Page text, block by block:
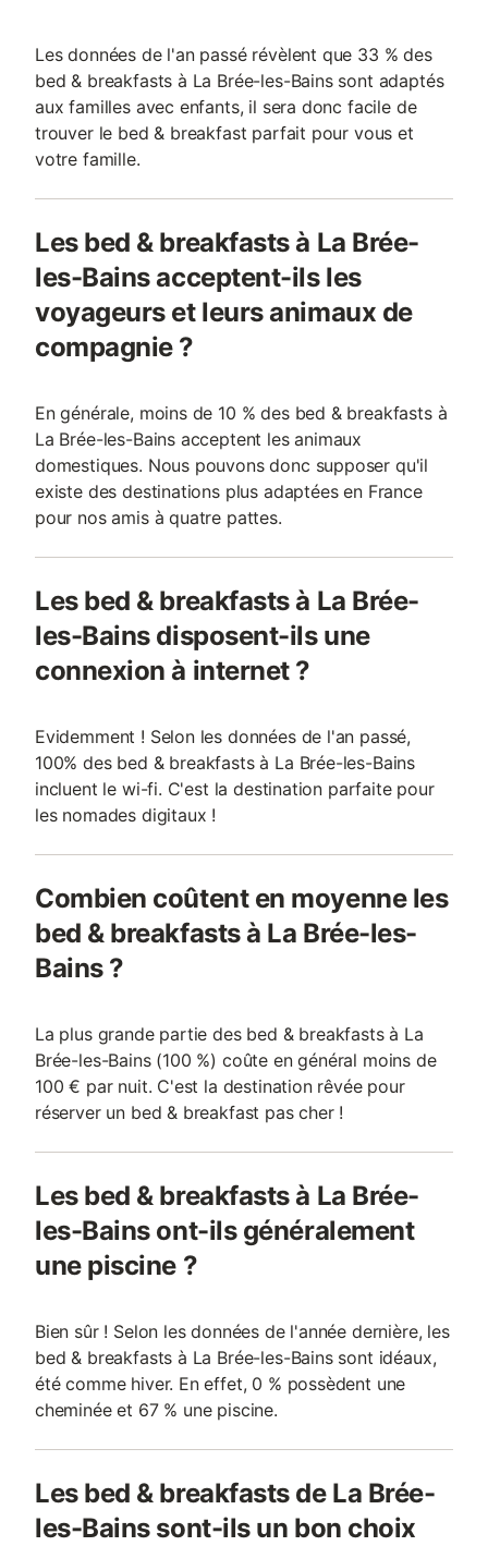
Les données de l'an passé révèlent que 33 % des
bed & breakfasts à La Brée-les-Bains sont adaptés
aux familles avec enfants, il sera donc facile de
trouver le bed & breakfast parfait pour vous et
votre famille.
Les bed & breakfasts à La Brée-
les-Bains acceptent-ils les
voyageurs et leurs animaux de
compagnie ?
En générale, moins de 10 % des bed & breakfasts à
La Brée-les-Bains acceptent les animaux
domestiques. Nous pouvons donc supposer qu'il
existe des destinations plus adaptées en France
pour nos amis à quatre pattes.
Les bed & breakfasts à La Brée-
les-Bains disposent-ils une
connexion à internet ?
Evidemment ! Selon les données de l'an passé,
100% des bed & breakfasts à La Brée-les-Bains
incluent le wi-fi. C'est la destination parfaite pour
les nomades digitaux !
Combien coûtent en moyenne les
bed & breakfasts à La Brée-les-
Bains ?
La plus grande partie des bed & breakfasts à La
Brée-les-Bains (100 %) coûte en général moins de
100 € par nuit. C'est la destination rêvée pour
réserver un bed & breakfast pas cher !
Les bed & breakfasts à La Brée-
les-Bains ont-ils généralement
une piscine ?
Bien sûr ! Selon les données de l'année dernière, les
bed & breakfasts à La Brée-les-Bains sont idéaux,
été comme hiver. En effet, 0 % possèdent une
cheminée et 67 % une piscine.
Les bed & breakfasts de La Brée-
les-Bains sont-ils un bon choix